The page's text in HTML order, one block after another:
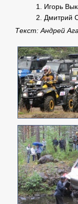
Игорь
Дмитрий
Текст: Андрей